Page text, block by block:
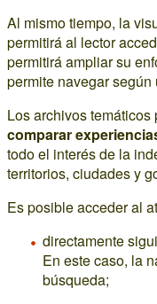
Al mismo tiempo, la
permitirá al lector
permitirá ampliar su
permite navegar según
Los archivos
comparar
todo el interés de la
territorios, ciudades y
Es posible acceder al
directamente
En este caso, la
búsqueda;